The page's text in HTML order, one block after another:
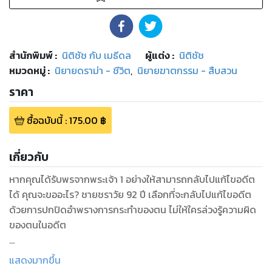
สำนักพิมพ์: นิติชัช กับ เมธีดล ผู้แต่ง : นิติชัช
หมวดหมู่: นิยายดราม่า - ชีวิต, นิยายฆาตกรรม - สืบสวน
ราคา
ซื้อฉบับนี้:175.00 ฿
เกี่ยวกับ
หากคุณได้รับพรจากพระเจ้า 1 อย่างให้สามารถกลับไปแก้ไขอดีต
ได้ คุณจะขออะไร? ชายชราวัย 92 ปี เลือกที่จะกลับไปแก้ไขอดีต
ด้วยการปกปิดอำพรางการกระทำของตน ไม่ให้ใครล่วงรู้ความผิด
ของตนในอดีต
เรื่องราวของตำรวจหนุ่มคู่หู จากพระนคร สรกับจเด็จ ได้รับคำสั่ง
แสดงมากขึ้น